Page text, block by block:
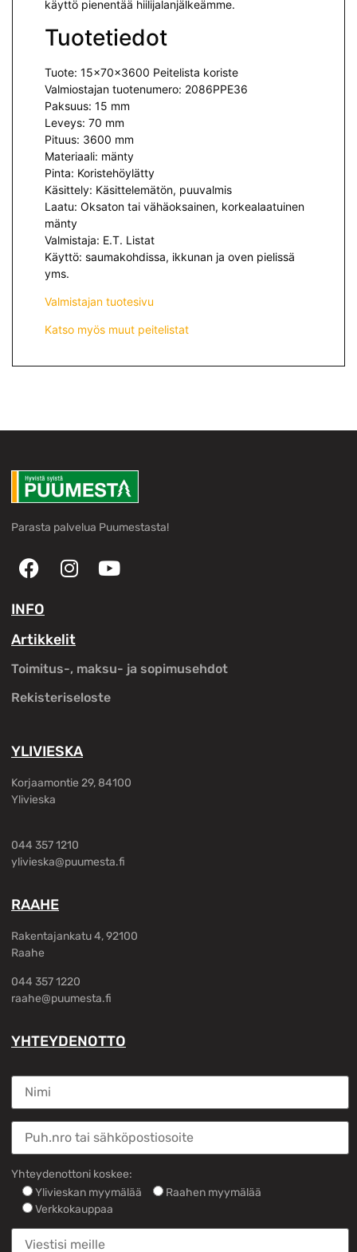
käyttö pienentää hiilijalanjälkeämme.
Tuotetiedot
Tuote: 15x70x3600 Peitelista koriste
Valmiostajan tuotenumero: 2086PPE36
Paksuus: 15 mm
Leveys: 70 mm
Pituus: 3600 mm
Materiaali: mänty
Pinta: Koristehöylätty
Käsittely: Käsittelemätön, puuvalmis
Laatu: Oksaton tai vähäoksainen, korkealaatuinen
mänty
Valmistaja: E.T. Listat
Käyttö: saumakohdissa, ikkunan ja oven pielissä
yms.
Valmistajan tuotesivu
Katso myös muut peitelistat
Parasta palvelua Puumestasta!
INFO
Artikkelit
Toimitus-, maksu- ja sopimusehdot
Rekisteriseloste
YLIVIESKA
Korjaamontie 29, 84100
Ylivieska
044 357 1210
ylivieska@puumesta.fi
RAAHE
Rakentajankatu 4, 92100
Raahe
044 357 1220
raahe@puumesta.fi
YHTEYDENOTTO
Yhteydenottoni koskee:
Ylivieskan myymälää
Raahen myymälää
Verkkokauppaa